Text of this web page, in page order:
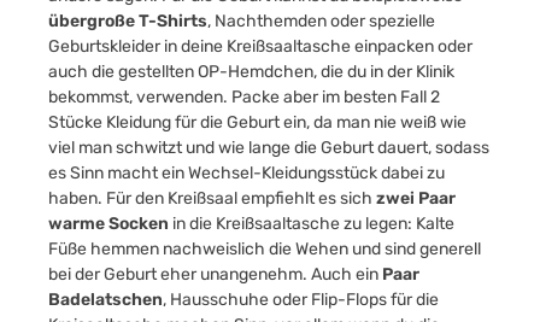
übergroße T-Shirts, Nachthemden oder spezielle
Geburtskleider in deine Kreißsaaltasche einpacken oder
auch die gestellten OP-Hemdchen, die du in der Klinik
bekommst, verwenden. Packe aber im besten Fall 2
Stücke Kleidung für die Geburt ein, da man nie weiß wie
viel man schwitzt und wie lange die Geburt dauert, sodass
es Sinn macht ein Wechsel-Kleidungsstück dabei zu
haben. Für den Kreißsaal empfiehlt es sich zwei Paar
warme Socken in die Kreißsaaltasche zu legen: Kalte
Füße hemmen nachweislich die Wehen und sind generell
bei der Geburt eher unangenehm. Auch ein Paar
Badelatschen, Hausschuhe oder Flip-Flops für die